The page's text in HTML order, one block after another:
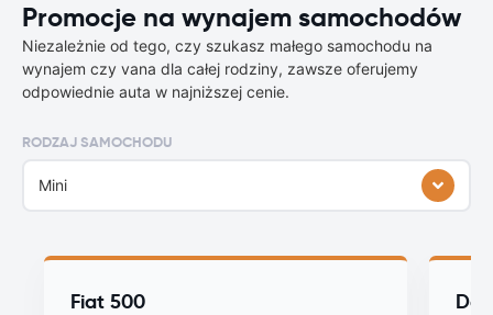
Promocje na wynajem samochodów
Niezależnie od tego, czy szukasz małego samochodu na
wynajem czy vana dla całej rodziny, zawsze oferujemy
odpowiednie auta w najniższej cenie.
RODZAJ SAMOCHODU
Mini
Fiat 500